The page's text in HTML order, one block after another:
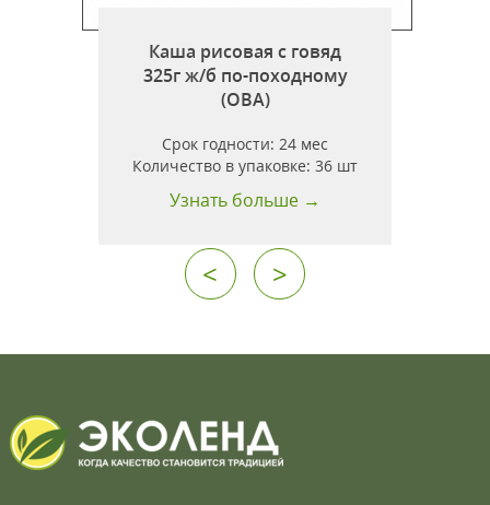
Каша рисовая с говяд
325г ж/б по-походному
(ОВА)
Срок годности:24 мес
Количество в упаковке:36 шт
Узнать больше →
< >